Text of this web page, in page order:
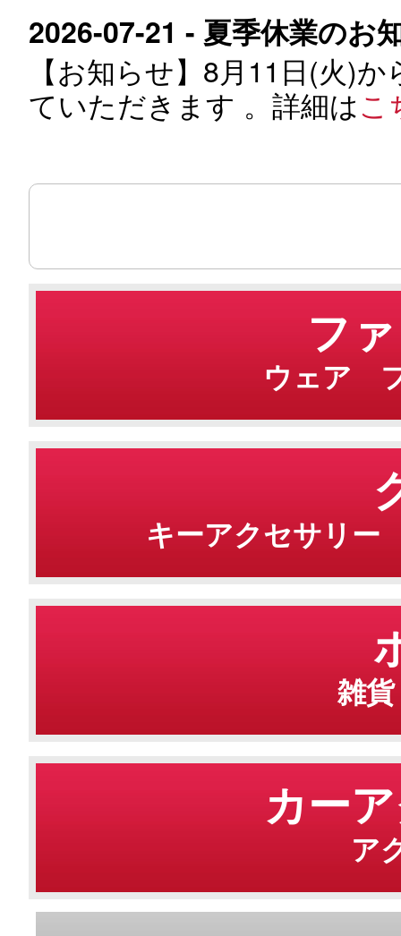
2026-07-21 - 夏季休業のお
【お知らせ】8月11日(火)
ていただきます 。詳細はこ
フ
ウェア
キーアクセサリ
雑
カー
ア